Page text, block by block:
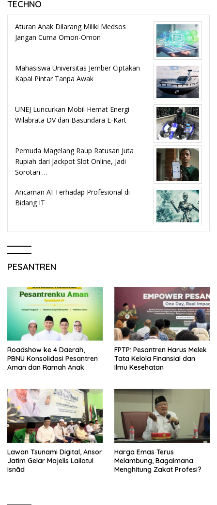
TECHNO
Aturan Anak Dilarang Miliki Medsos
Jangan Cuma Omon-Omon
Mahasiswa Universitas Jember Ciptakan
Kapal Pintar Tanpa Awak
UNEJ Luncurkan Mobil Hemat Energi
Wilabrata DV dan Basundara E-Kart
Pemuda Magelang Raup Ratusan Juta
Rupiah dari Jackpot Slot Online, Jadi
Sorotan …
Ancaman AI Terhadap Profesional di
Bidang IT
PESANTREN
Roadshow ke 4 Daerah,
PBNU Konsolidasi Pesantren
Aman dan Ramah Anak
FPTP: Pesantren Harus Melek
Tata Kelola Finansial dan
Ilmu Kesehatan
Lawan Tsunami Digital, Ansor
Jatim Gelar Majelis Lailatul
Isnād
Harga Emas Terus
Melambung, Bagaimana
Menghitung Zakat Profesi?